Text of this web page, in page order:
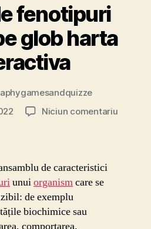
fenotipuri
glob harta
Niciun comentariula
de caracteristici
unuiorganismcare se
de exemplu
biochimice sau